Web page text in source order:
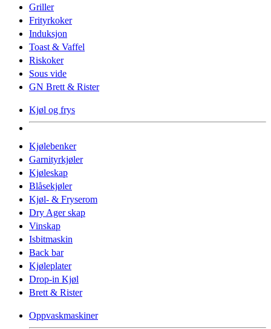
Griller
Frityrkoker
Induksjon
Toast & Vaffel
Riskoker
Sous vide
GN Brett & Rister
Kjøl og frys
Kjølebenker
Garnityrkjøler
Kjøleskap
Blåsekjøler
Kjøl- & Fryserom
Dry Ager skap
Vinskap
Isbitmaskin
Back bar
Kjøleplater
Drop-in Kjøl
Brett & Rister
Oppvaskmaskiner